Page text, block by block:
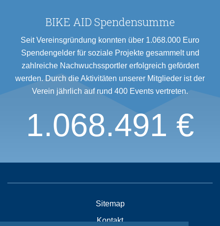
BIKE AID Spendensumme
Seit Vereinsgründung konnten über 1.068.000 Euro
Spendengelder für soziale Projekte gesammelt und
zahlreiche Nachwuchssportler erfolgreich gefördert
werden. Durch die Aktivitäten unserer Mitglieder ist der
Verein jährlich auf rund 400 Events vertreten.
1.068.491 €
Sitemap
Kontakt